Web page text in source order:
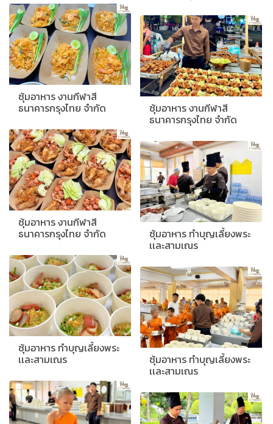
ซุ้มอาหาร งานกีฬาสี
ธนาคารกรุงไทย จำกัด ซุ้มอาหาร งานกีฬาสี
ธนาคารกรุงไทย จำกัด
ซุ้มอาหาร งานกีฬาสี
ธนาคารกรุงไทย จำกัด ซุ้มอาหาร ทำบุญเลี้ยงพระ
เเละสามเณร
ซุ้มอาหาร ทำบุญเลี้ยงพระ
เเละสามเณร ซุ้มอาหาร ทำบุญเลี้ยงพระ
เเละสามเณร